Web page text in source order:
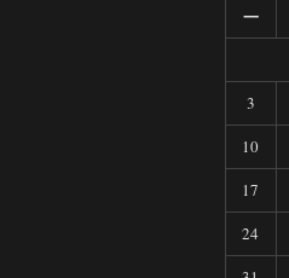
一
3
10
17
24